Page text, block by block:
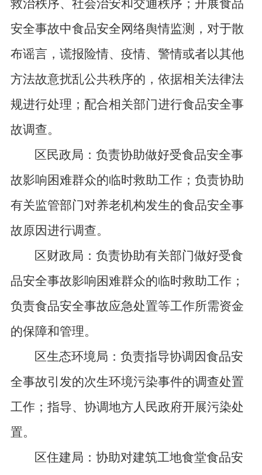
救治秩序、社会治安和交通秩序；开展食品
安全事故中食品安全网络舆情监测，对于散
布谣言，谎报险情、疫情、警情或者以其他
方法故意扰乱公共秩序的，依据相关法律法
规进行处理；配合相关部门进行食品安全事
故调查。
区民政局：负责协助做好受食品安全事
故影响困难群众的临时救助工作；负责协助
有关监管部门对养老机构发生的食品安全事
故原因进行调查。
区财政局：负责协助有关部门做好受食
品安全事故影响困难群众的临时救助工作；
负责食品安全事故应急处置等工作所需资金
的保障和管理。
区生态环境局：负责指导协调因食品安
全事故引发的次生环境污染事件的调查处置
工作；指导、协调地方人民政府开展污染处
置。
区住建局：协助对建筑工地食堂食品安